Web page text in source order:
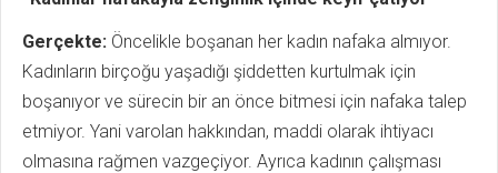
Gerçekte: Öncelikle boşanan her kadın nafaka almıyor.
Kadınların birçoğu yaşadığı şiddetten kurtulmak için
boşanıyor ve sürecin bir an önce bitmesi için nafaka talep
etmiyor. Yani varolan hakkından, maddi olarak ihtiyacı
olmasına rağmen vazgeçiyor. Ayrıca kadının çalışması